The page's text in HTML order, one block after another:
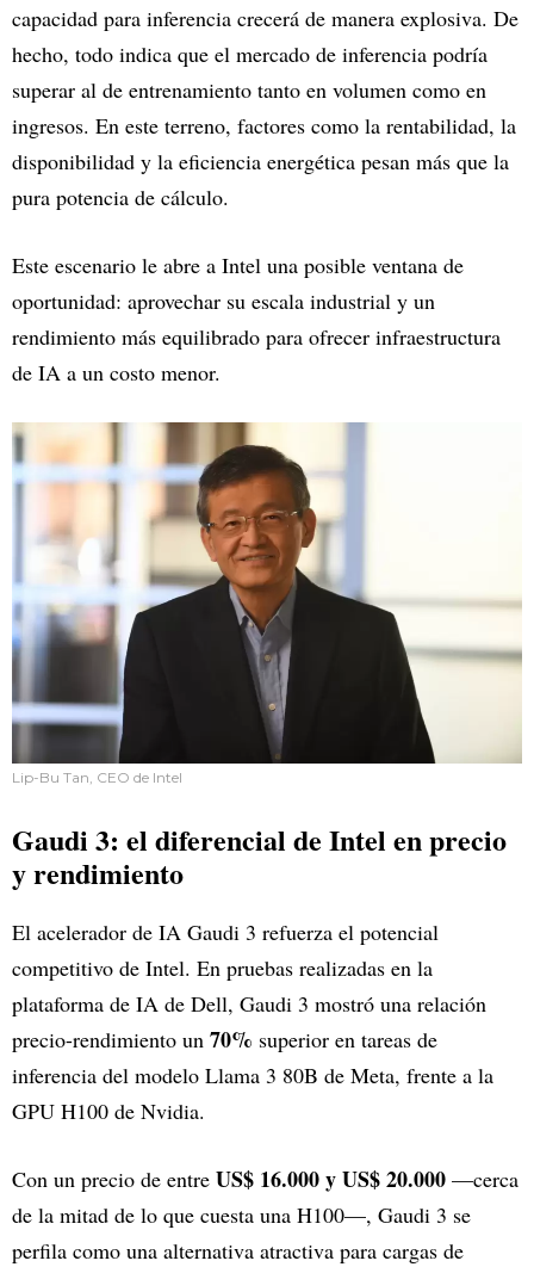
capacidad para inferencia crecerá de manera explosiva. De
hecho, todo indica que el mercado de inferencia podría
superar al de entrenamiento tanto en volumen como en
ingresos. En este terreno, factores como la rentabilidad, la
disponibilidad y la eficiencia energética pesan más que la
pura potencia de cálculo.
Este escenario le abre a Intel una posible ventana de
oportunidad: aprovechar su escala industrial y un
rendimiento más equilibrado para ofrecer infraestructura
de IA a un costo menor.
Lip-Bu Tan, CEO de Intel
Gaudi 3: el diferencial de Intel en precio
y rendimiento
El acelerador de IA Gaudi 3 refuerza el potencial
competitivo de Intel. En pruebas realizadas en la
plataforma de IA de Dell, Gaudi 3 mostró una relación
precio-rendimiento un 70% superior en tareas de
inferencia del modelo Llama 3 80B de Meta, frente a la
GPU H100 de Nvidia.
Con un precio de entre US$ 16.000 y US$ 20.000 —cerca
de la mitad de lo que cuesta una H100—, Gaudi 3 se
perfila como una alternativa atractiva para cargas de